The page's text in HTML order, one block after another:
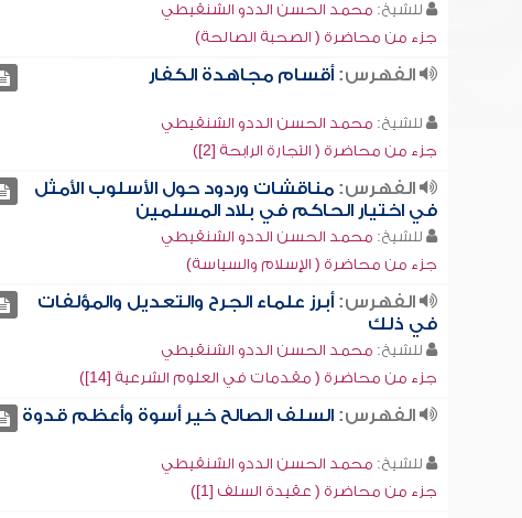
للشيخ: محمد الحسن الددو الشنقيطي
جزء من محاضرة ( الصحبة الصالحة)
الفهرس:أقسام مجاهدة الكفار
للشيخ: محمد الحسن الددو الشنقيطي
جزء من محاضرة ( التجارة الرابحة [2])
الفهرس:مناقشات وردود حول الأسلوب الأمثل
في اختيار الحاكم في بلاد المسلمين
للشيخ: محمد الحسن الددو الشنقيطي
جزء من محاضرة ( الإسلام والسياسة)
الفهرس:أبرز علماء الجرح والتعديل والمؤلفات
في ذلك
للشيخ: محمد الحسن الددو الشنقيطي
جزء من محاضرة ( مقدمات في العلوم الشرعية [14])
الفهرس:السلف الصالح خير أسوة وأعظم قدوة
للشيخ: محمد الحسن الددو الشنقيطي
جزء من محاضرة ( عقيدة السلف [1])